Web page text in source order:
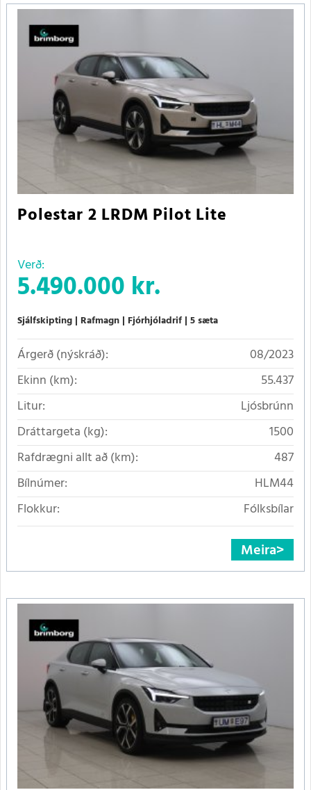
Polestar 2 LRDM Pilot Lite
Verð:
5.490.000 kr.
Sjálfskipting Rafmagn Fjórhjóladrif 5 sæta
Árgerð (nýskráð):
08/2023
Ekinn (km):
55.437
Litur:
Ljósbrúnn
Dráttargeta (kg):
1500
Rafdrægni allt að (km):
487
Bílnúmer:
HLM44
Flokkur:
Fólksbílar
Meira